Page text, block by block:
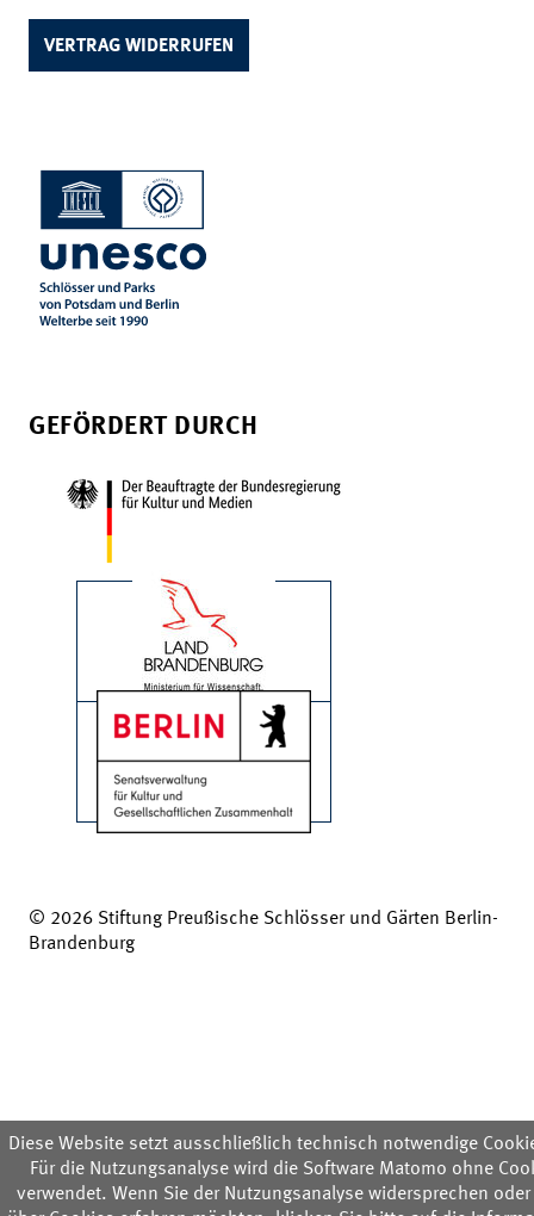
VERTRAG WIDERRUFEN
GEFÖRDERT DURCH
© 2026 Stiftung Preußische Schlösser und Gärten Berlin-
Brandenburg
Diese Website setzt ausschließlich technisch notwendige
Für die Nutzungsanalyse wird die Software Matomo ohne
verwendet. Wenn Sie der Nutzungsanalyse widersprechen oder